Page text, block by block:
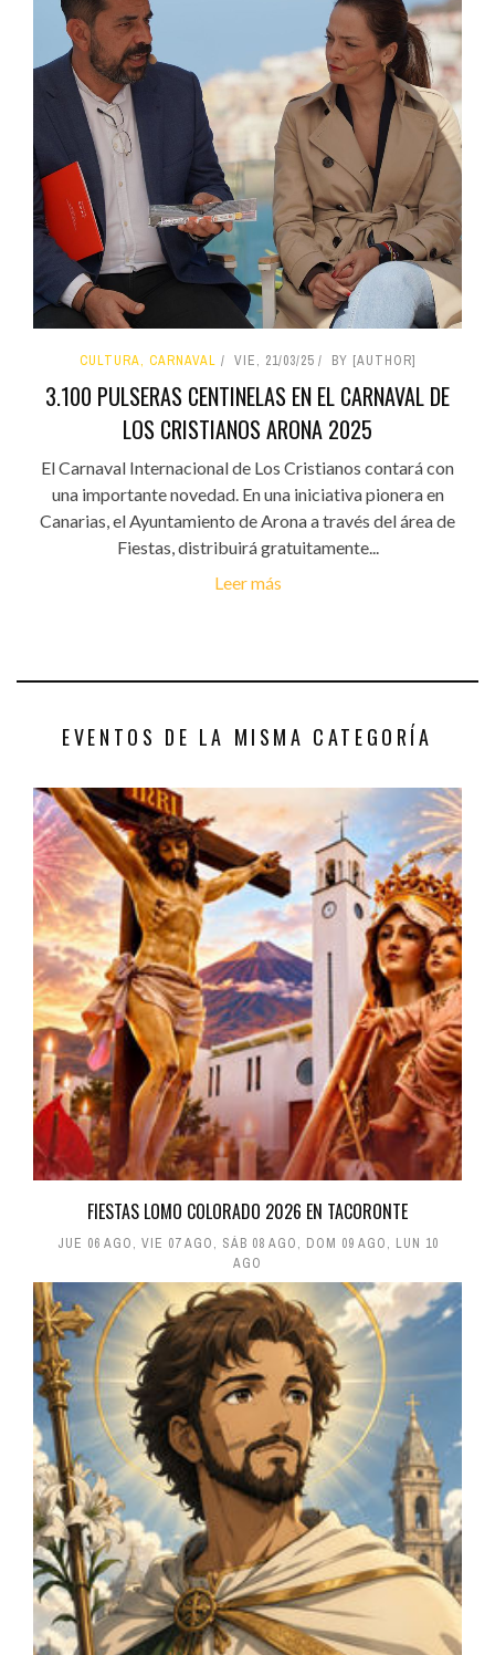
CULTURA, CARNAVAL VIE, 21/03/25 BY [AUTHOR]
3.100 PULSERAS CENTINELAS EN EL CARNAVAL DE
LOS CRISTIANOS ARONA 2025
El Carnaval Internacional de Los Cristianos contará con
una importante novedad. En una iniciativa pionera en
Canarias, el Ayuntamiento de Arona a través del área de
Fiestas, distribuirá gratuitamente...
Leer más
EVENTOS DE LA MISMA CATEGORÍA
FIESTAS LOMO COLORADO 2026 EN TACORONTE
JUE 06 AGO, VIE 07 AGO, SÁB 08 AGO, DOM 09 AGO, LUN 10
AGO